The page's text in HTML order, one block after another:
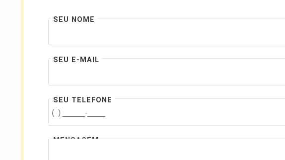
SEU NOME
SEU E-MAIL
SEU TELEFONE
MENSAGEM